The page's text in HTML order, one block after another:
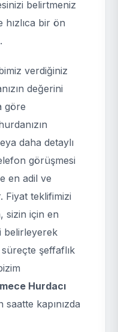
belirtmeniz
bir ön
verdiğiniz
değerini
göre
daha detaylı
görüşmesi
en adil ve
Fiyat teklifimizi
sizin için en
belirleyerek
şeffaflık
Hurdacı
kapınızda